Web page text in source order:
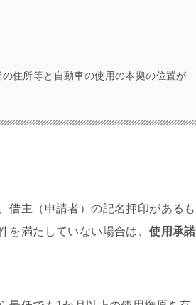
住所等と自動車の使用の本拠の位置が
借主（申請者）の記名押印があるも
を満たしていない場合は、使用承諾